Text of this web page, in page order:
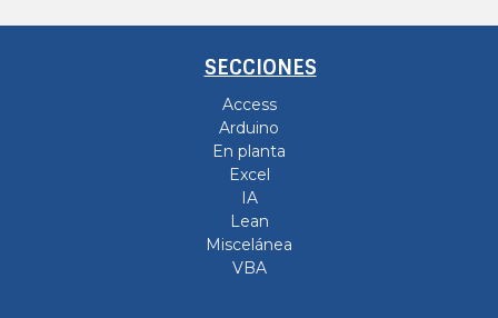
SECCIONES
Access
Arduino
En planta
Excel
IA
Lean
Miscelánea
VBA